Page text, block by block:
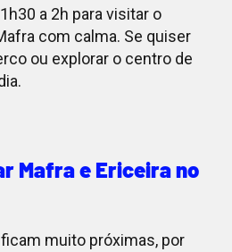
a 2h para visitar o
com calma. Se quiser
ou explorar o centro de
Mafra e Ericeira no
muito próximas, por